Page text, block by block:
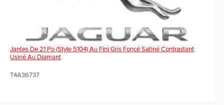
Jantes De 21 Po (Style 5104) Au Fini Gris Foncé Satiné Contrastant
Usiné Au Diamant
T4A36737